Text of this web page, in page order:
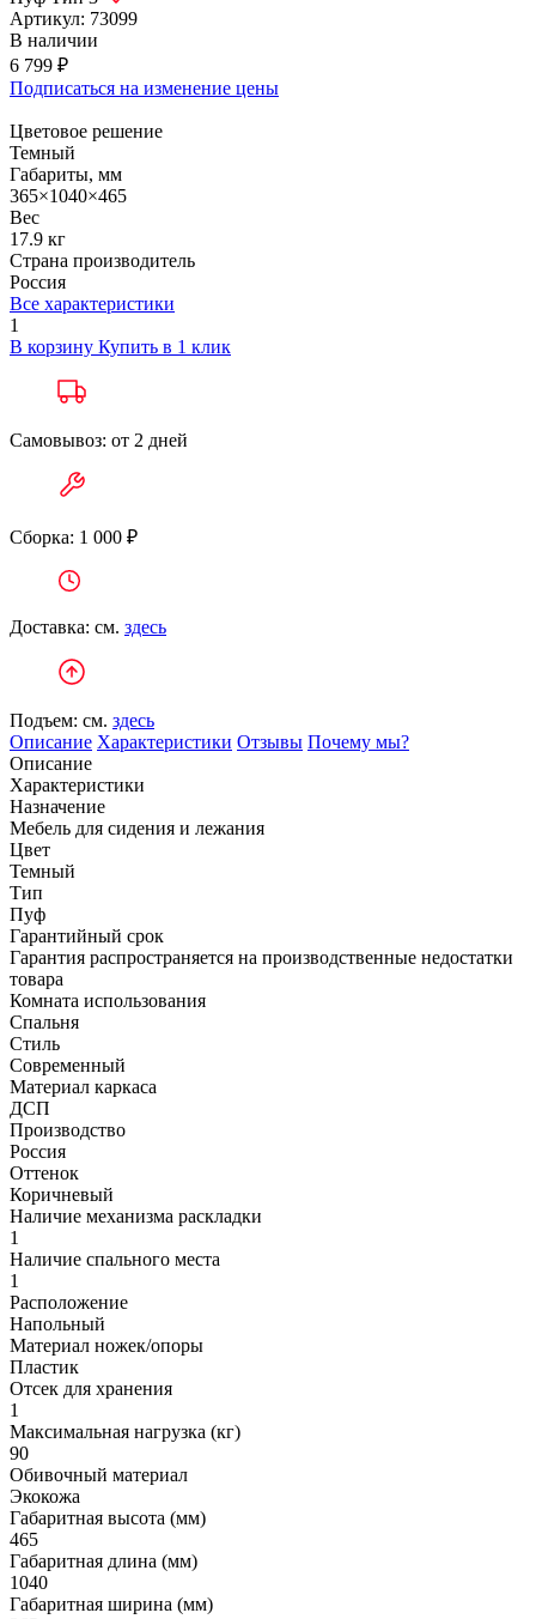
Артикул: 73099
В наличии
6 799 ₽
Подписаться на изменение цены
Цветовое решение
Темный
Габариты, мм
365×1040×465
Вес
17.9 кг
Страна производитель
Россия
Все характеристики
1
В корзину Купить в 1 клик
Самовывоз: от 2 дней
Сборка: 1 000 ₽
Доставка: см. здесь
Подъем: см. здесь
Описание Характеристики Отзывы Почему мы?
Описание
Характеристики
Назначение
Мебель для сидения и лежания
Цвет
Темный
Тип
Пуф
Гарантийный срок
Гарантия распространяется на производственные недостатки
товара
Комната использования
Спальня
Стиль
Современный
Материал каркаса
ДСП
Производство
Россия
Оттенок
Коричневый
Наличие механизма раскладки
1
Наличие спального места
1
Расположение
Напольный
Материал ножек/опоры
Пластик
Отсек для хранения
1
Максимальная нагрузка (кг)
90
Обивочный материал
Экокожа
Габаритная высота (мм)
465
Габаритная длина (мм)
1040
Габаритная ширина (мм)